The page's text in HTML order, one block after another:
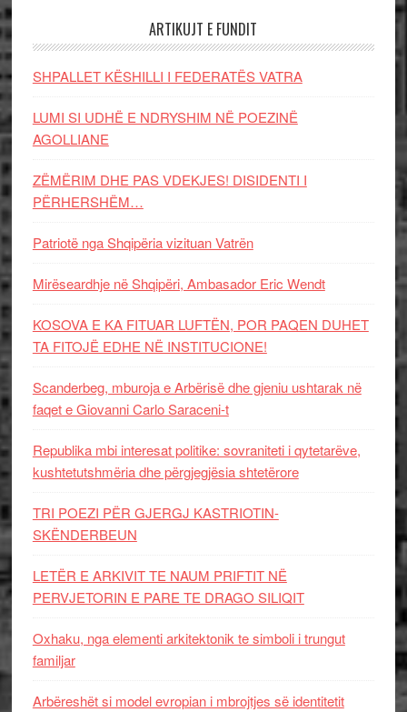
ARTIKUJT E FUNDIT
SHPALLET KËSHILLI I FEDERATËS VATRA
LUMI SI UDHË E NDRYSHIM NË POEZINË
AGOLLIANE
ZËMËRIM DHE PAS VDEKJES! DISIDENTI I
PËRHERSHËM…
Patriotë nga Shqipëria vizituan Vatrën
Mirëseardhje në Shqipëri, Ambasador Eric Wendt
KOSOVA E KA FITUAR LUFTËN, POR PAQEN DUHET
TA FITOJË EDHE NË INSTITUCIONE!
Scanderbeg, mburoja e Arbërisë dhe gjeniu ushtarak në
faqet e Giovanni Carlo Saraceni-t
Republika mbi interesat politike: sovraniteti i qytetarëve,
kushtetutshmëria dhe përgjegjësia shtetërore
TRI POEZI PËR GJERGJ KASTRIOTIN-
SKËNDERBEUN
LETËR E ARKIVIT TE NAUM PRIFTIT NË
PERVJETORIN E PARE TE DRAGO SILIQIT
Oxhaku, nga elementi arkitektonik te simboli i trungut
familjar
Arbëreshët si model evropian i mbrojtjes së identitetit